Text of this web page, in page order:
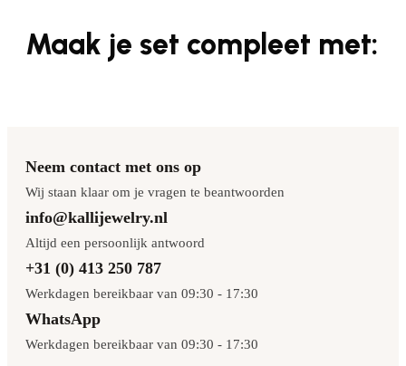
Maak je set compleet met:
Neem contact met ons op
Wij staan klaar om je vragen te beantwoorden
info@kallijewelry.nl
Altijd een persoonlijk antwoord
+31 (0) 413 250 787
Werkdagen bereikbaar van 09:30 - 17:30
WhatsApp
Werkdagen bereikbaar van 09:30 - 17:30